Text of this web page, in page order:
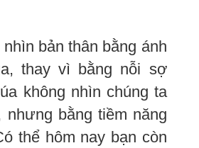
bản thân bằng ánh
thay vì bằng nỗi sợ
không nhìn chúng ta
nhưng bằng tiềm năng
thể hôm nay bạn còn